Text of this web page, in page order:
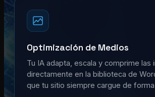
Optimización de Medios
Tu IA adapta, escala y comprime las
directamente en la biblioteca de
que tu sitio siempre cargue de